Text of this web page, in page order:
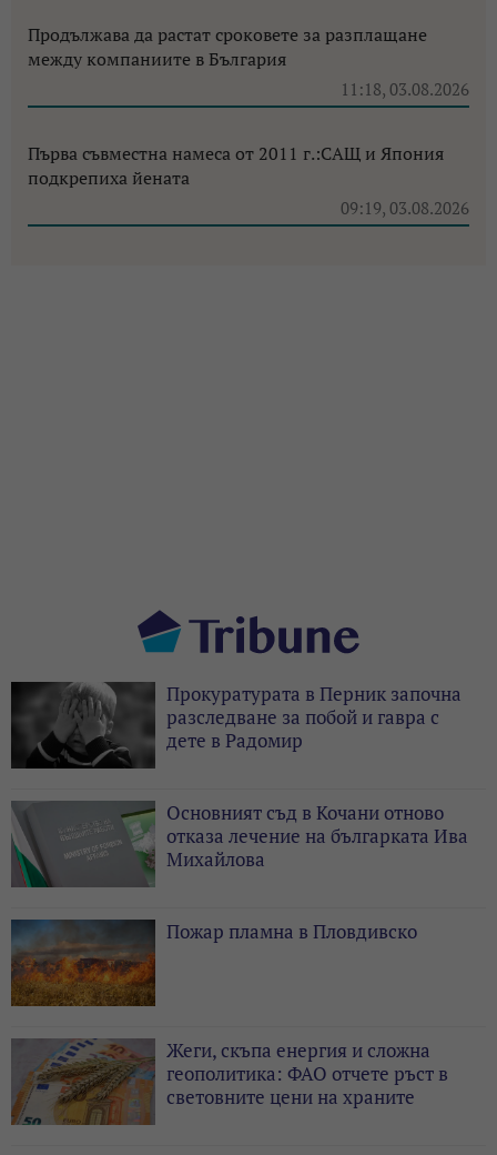
Продължава да растат сроковете за разплащане
между компаниите в България
11:18, 03.08.2026
Първа съвместна намеса от 2011 г.:САЩ и Япония
подкрепиха йената
09:19, 03.08.2026
Прокуратурата в Перник започна
разследване за побой и гавра с
дете в Радомир
Основният съд в Кочани отново
отказа лечение на българката Ива
Михайлова
Пожар пламна в Пловдивско
Жеги, скъпа енергия и сложна
геополитика: ФАО отчете ръст в
световните цени на храните